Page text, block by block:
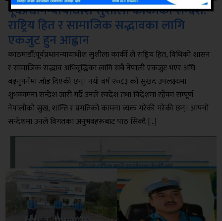
पूर्वप्रधानन्यायाधीश सुशीला कार्कीको सन्देश:
राष्ट्रिय हित र सामाजिक सद्भावका लागि
एकजुट हुन आह्वान
काठमाडौँ:पूर्वप्रधानन्यायाधीश सुशीला कार्की ले राष्ट्रिय हित, विधिको शासन
र सामाजिक सद्भाव अभिवृद्धिका लागि सबै नेपाली एकजुट भएर अघि
बढ्नुपर्नेमा जोड दिएकी छन्। नयाँ वर्ष २०८३ को सुखद उपलक्ष्यमा
शुभकामना सन्देश जारी गर्दै उनले स्वदेश तथा विदेशमा रहेका सम्पूर्ण
नेपालीको सुख, शान्ति र प्रगतिको कामना व्यक्त गरेकी गरेकी छन्। आफ्नो
सन्देशमा उनले विगतका अनुभवहरूबाट पाठ सिक्दै […]